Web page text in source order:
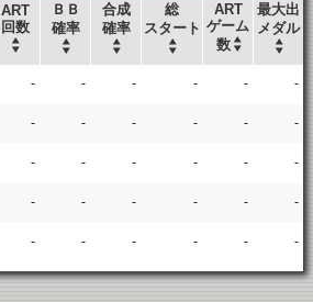
ART
回数
ＢＢ
確率
合成
確率
総
スタート
ART
ゲーム
数
最大出
メダル
- - - - - -
- - - - - -
- - - - - -
- - - - - -
- - - - - -